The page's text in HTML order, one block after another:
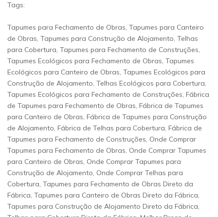
Tags:
Tapumes para Fechamento de Obras, Tapumes para Canteiro
de Obras, Tapumes para Construção de Alojamento, Telhas
para Cobertura, Tapumes para Fechamento de Construções,
Tapumes Ecológicos para Fechamento de Obras, Tapumes
Ecológicos para Canteiro de Obras, Tapumes Ecológicos para
Construção de Alojamento, Telhas Ecológicos para Cobertura,
Tapumes Ecológicos para Fechamento de Construções, Fábrica
de Tapumes para Fechamento de Obras, Fábrica de Tapumes
para Canteiro de Obras, Fábrica de Tapumes para Construção
de Alojamento, Fábrica de Telhas para Cobertura, Fábrica de
Tapumes para Fechamento de Construções, Onde Comprar
Tapumes para Fechamento de Obras, Onde Comprar Tapumes
para Canteiro de Obras, Onde Comprar Tapumes para
Construção de Alojamento, Onde Comprar Telhas para
Cobertura, Tapumes para Fechamento de Obras Direto da
Fábrica, Tapumes para Canteiro de Obras Direto da Fábrica,
Tapumes para Construção de Alojamento Direto da Fábrica,